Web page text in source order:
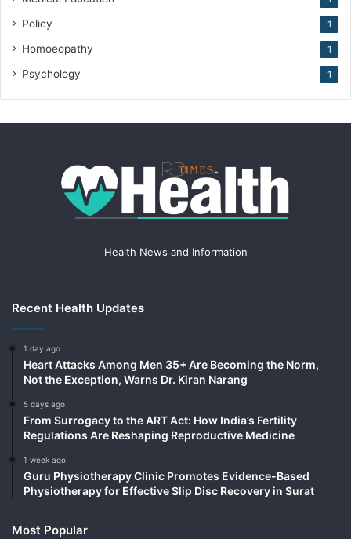
Policy 1
Homoeopathy 1
Psychology 1
Health News and Information
Recent Health Updates
1 day ago
Heart Attacks Among Men 35+ Are Becoming the Norm,
Not the Exception, Warns Dr. Kiran Narang
5 days ago
From Surrogacy to the ART Act: How India’s Fertility
Regulations Are Reshaping Reproductive Medicine
1 week ago
Guru Physiotherapy Clinic Promotes Evidence-Based
Physiotherapy for Effective Slip Disc Recovery in Surat
Most Popular